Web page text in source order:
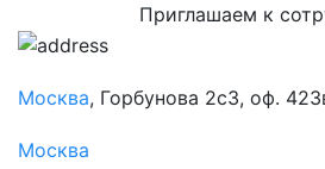
Приглашаем к
Москва, Горбунова 2с3, оф.
Москва